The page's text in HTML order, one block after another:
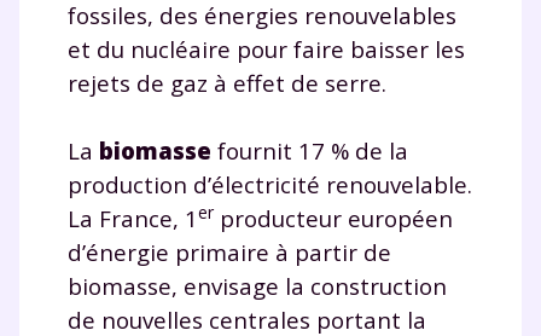
fossiles, des énergies renouvelables
et du nucléaire pour faire baisser les
rejets de gaz à effet de serre.
La biomasse fournit 17 % de la
production d’électricité renouvelable.
La France, 1 erproducteur européen
d’énergie primaire à partir de
biomasse, envisage la construction
de nouvelles centrales portant la